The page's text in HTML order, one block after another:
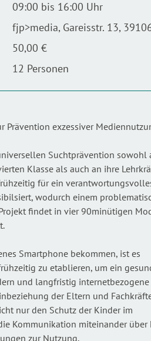
09:00 bis 16:00 Uhr
fjp>media, Gareisstr. 13,
50,00 €
12 Personen
Prävention exzessiver
Suchtprävention sowohl
Klasse als auch an ihre
für ein
wodurch einem
findet in vier 90minütigen
Smartphone bekommen, ist es
zu etablieren, um ein
und langfristig internetbezogene
der Eltern und
nur den Schutz der Kinder im
Kommunikation miteinander über
zur Nutzung.